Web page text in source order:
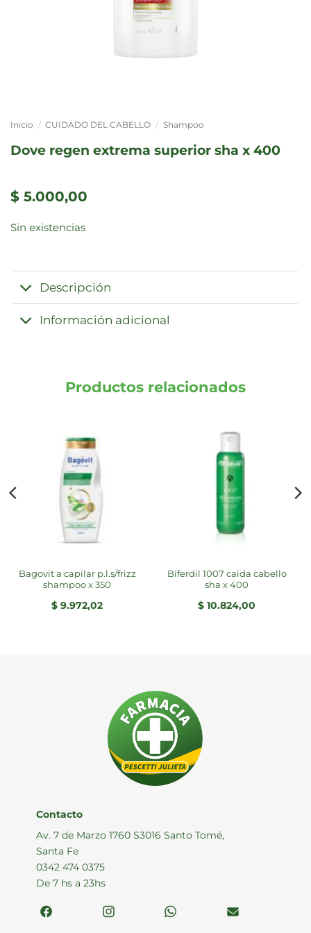
Inicio / CUIDADO DEL CABELLO / Shampoo
dove regen extrema superior sha x 400
$ 5.000,00
Sin existencias
Descripción
Información adicional
Productos relacionados
bagovit a capilar p.l.s/frizz
shampoo x 350
$ 9.972,02
biferdil 1007 caida cabello
sha x 400
$ 10.824,00
Contacto
Av. 7 de Marzo 1760 S3016 Santo Tomé,
Santa Fe
0342 474 0375
De 7 hs a 23hs